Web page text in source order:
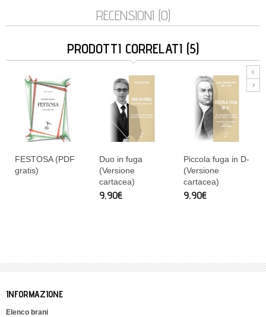
RECENSIONI (0)
PRODOTTI CORRELATI (5)
FESTOSA (PDF
gratis)
Duo in fuga
(Versione
cartacea)
9,90€
Piccola fuga in D-
(Versione
cartacea)
9,90€
INFORMAZIONE
Elenco brani